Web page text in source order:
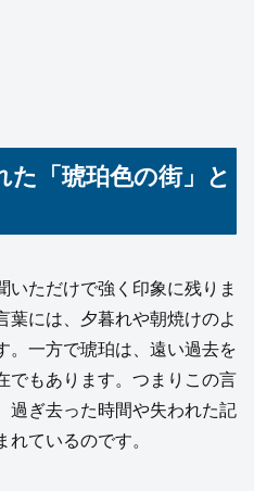
「琥珀色の街」と
いただけで強く印象に残りま
葉には、夕暮れや朝焼けのよ
。一方で琥珀は、遠い過去を
でもあります。つまりこの言
過ぎ去った時間や失われた記
ているのです。